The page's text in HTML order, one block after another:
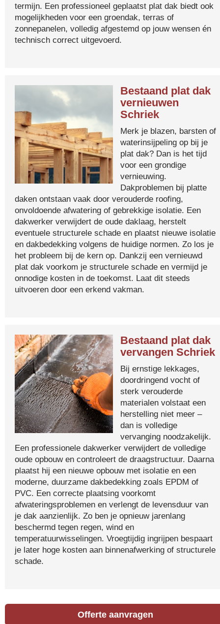
termijn. Een professioneel geplaatst plat dak biedt ook
mogelijkheden voor een groendak, terras of
zonnepanelen, volledig afgestemd op jouw wensen én
technisch correct uitgevoerd.
Bestaand plat dak
vernieuwen
Schriek
Merk je blazen, barsten of
waterinsijpeling op bij je
plat dak? Dan is het tijd
voor een grondige
vernieuwing.
Dakproblemen bij platte
daken ontstaan vaak door verouderde roofing,
onvoldoende afwatering of gebrekkige isolatie. Een
dakwerker verwijdert de oude daklaag, herstelt
eventuele structurele schade en plaatst nieuwe isolatie
en dakbedekking volgens de huidige normen. Zo los je
het probleem bij de kern op. Dankzij een vernieuwd
plat dak voorkom je structurele schade en vermijd je
onnodige kosten in de toekomst. Laat dit steeds
uitvoeren door een erkend vakman.
Bestaand plat dak
vervangen Schriek
Bij ernstige lekkages,
doordringend vocht of
sterk verouderde
materialen volstaat een
herstelling niet meer –
dan is volledige
vervanging noodzakelijk.
Een professionele dakwerker verwijdert de volledige
oude opbouw en controleert de draagstructuur. Daarna
plaatst hij een nieuwe opbouw met isolatie en een
moderne, duurzame dakbedekking zoals EPDM of
PVC. Een correcte plaatsing voorkomt
afwateringsproblemen en verlengt de levensduur van
je dak aanzienlijk. Zo ben je opnieuw jarenlang
beschermd tegen regen, wind en
temperatuurwisselingen. Vroegtijdig ingrijpen bespaart
je later hoge kosten aan binnenafwerking of structurele
schade.
Offerte aanvragen